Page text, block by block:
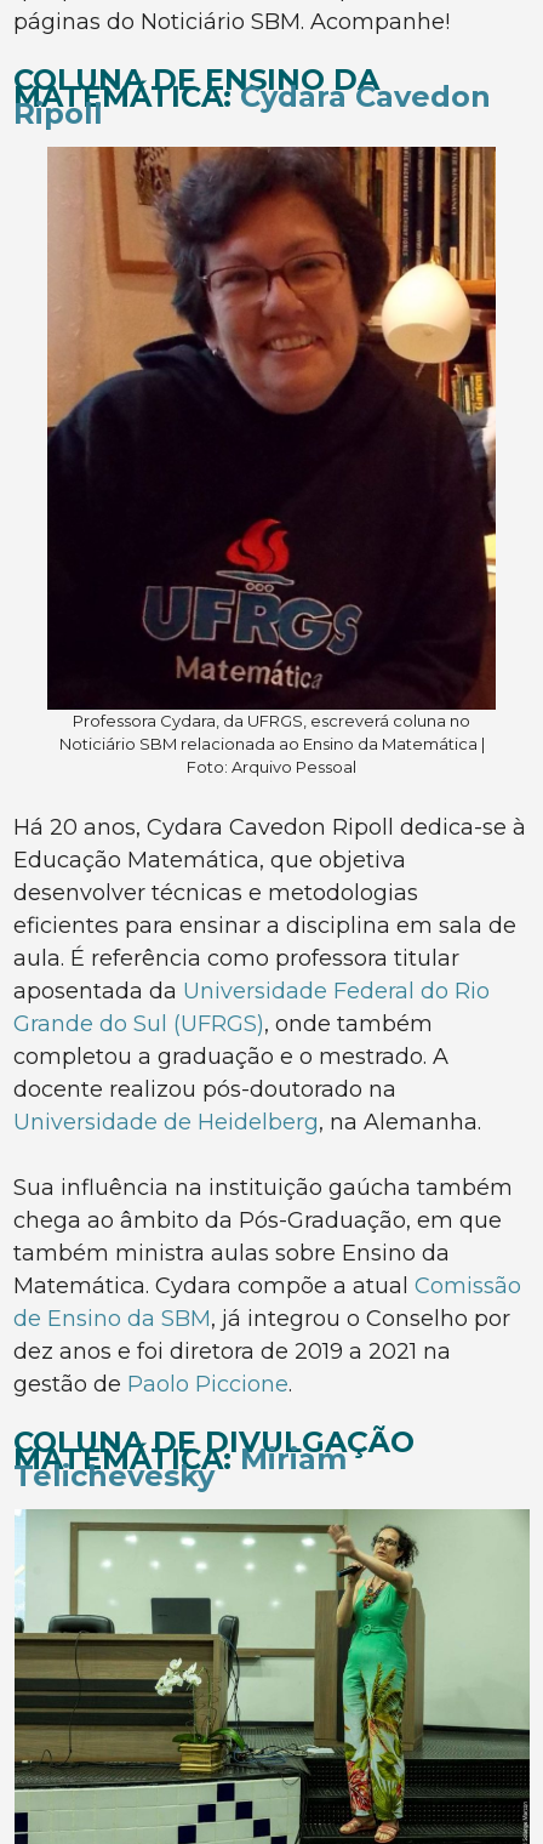
páginas do Noticiário SBM. Acompanhe!
COLUNA DE ENSINO DA
MATEMÁTICA:Cydara Cavedon
Ripoll
Professora Cydara, da UFRGS, escreverá coluna no
Noticiário SBM relacionada ao Ensino da Matemática |
Foto: Arquivo Pessoal
Há 20 anos, Cydara Cavedon Ripoll dedica-se à
Educação Matemática, que objetiva
desenvolver técnicas e metodologias
eficientes para ensinar a disciplina em sala de
aula. É referência como professora titular
aposentada da Universidade Federal do Rio
Grande do Sul (UFRGS), onde também
completou a graduação e o mestrado. A
docente realizou pós-doutorado na
Universidade de Heidelberg, na Alemanha.
Sua influência na instituição gaúcha também
chega ao âmbito da Pós-Graduação, em que
também ministra aulas sobre Ensino da
Matemática. Cydara compõe a atualComissão
de Ensino da SBM, já integrou o Conselho por
dez anos e foi diretora de 2019 a 2021 na
gestão de Paolo Piccione.
COLUNA DE DIVULGAÇÃO
MATEMÁTICA:Miriam
Telichevesky